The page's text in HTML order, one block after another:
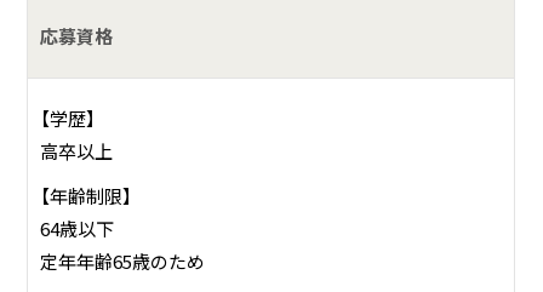
応募資格
【学歴】
高卒以上
【年齢制限】
64歳以下
定年年齢65歳のため